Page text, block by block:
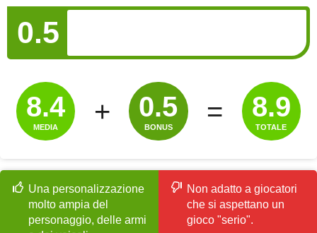
0.5
8.4
MEDIA
+ 0.5
BONUS
= 8.9
TOTALE
Una personalizzazione
molto ampia del
personaggio, delle armi
Non adatto a giocatori
che si aspettano un
gioco "serio".